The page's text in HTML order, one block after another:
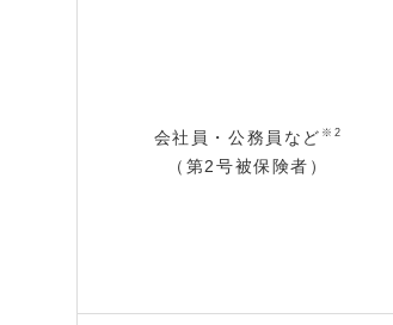
会社員・公務員など ※2
（第2号被保険者）